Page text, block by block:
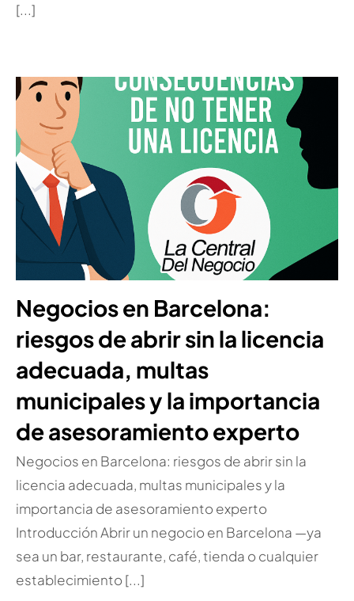
[...]
Negocios en Barcelona:
riesgos de abrir sin la licencia
adecuada, multas
municipales y la importancia
de asesoramiento experto
Negocios en Barcelona: riesgos de abrir sin la
licencia adecuada, multas municipales y la
importancia de asesoramiento experto
Introducción Abrir un negocio en Barcelona —ya
sea un bar, restaurante, café, tienda o cualquier
establecimiento [...]